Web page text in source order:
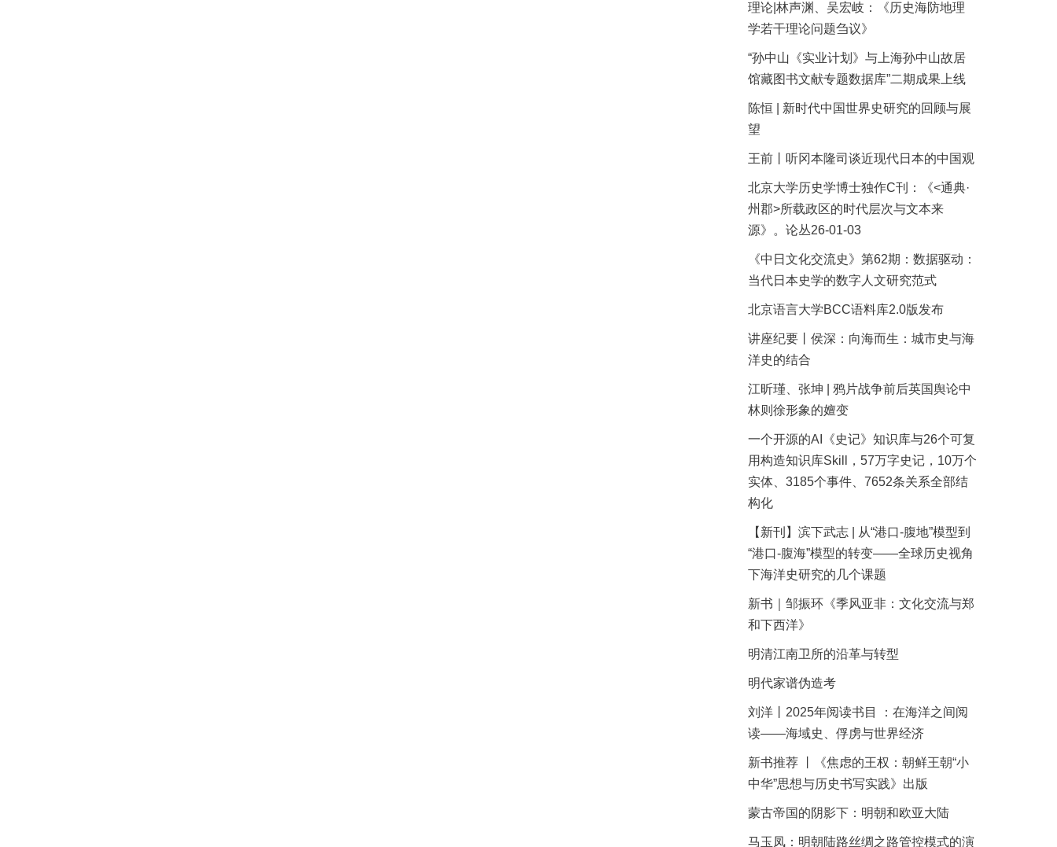
理论|林声渊、吴宏岐：《历史海防地理
学若干理论问题刍议》
“孙中山《实业计划》与上海孙中山故居
馆藏图书文献专题数据库”二期成果上线
陈恒 | 新时代中国世界史研究的回顾与展
望
王前丨听冈本隆司谈近现代日本的中国观
北京大学历史学博士独作C刊：《<通典·
州郡>所载政区的时代层次与文本来
源》。论丛26-01-03
《中日文化交流史》第62期：数据驱动：
当代日本史学的数字人文研究范式
北京语言大学BCC语料库2.0版发布
讲座纪要丨侯深：向海而生：城市史与海
洋史的结合
江昕瑾、张坤 | 鸦片战争前后英国舆论中
林则徐形象的嬗变
一个开源的AI《史记》知识库与26个可复
用构造知识库Skill，57万字史记，10万个
实体、3185个事件、7652条关系全部结
构化
【新刊】滨下武志 | 从“港口-腹地”模型到
“港口-腹海”模型的转变——全球历史视角
下海洋史研究的几个课题
新书｜邹振环《季风亚非：文化交流与郑
和下西洋》
明清江南卫所的沿革与转型
明代家谱伪造考
刘洋丨2025年阅读书目 ：在海洋之间阅
读——海域史、俘虏与世界经济
新书推荐 丨《焦虑的王权：朝鲜王朝“小
中华”思想与历史书写实践》出版
蒙古帝国的阴影下：明朝和欧亚大陆
马玉凤：明朝陆路丝绸之路管控模式的演